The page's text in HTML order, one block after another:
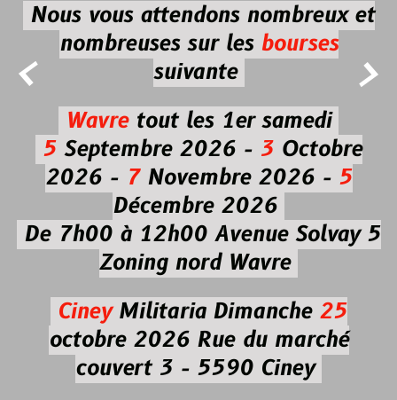
 
Nous vous attendons nombreux et
nombreuses sur les bourses
suivante
Wavretout les 1er samedi
5Septembre 2026 - 3Octobre
2026 -7Novembre 2026 - 5
Décembre 2026
De 7h00 à 12h00 Avenue Solvay 5
Zoning nord Wavre
CineyMilitaria Dimanche 25
octobre 2026Rue du marché
couvert 3 - 5590 Ciney